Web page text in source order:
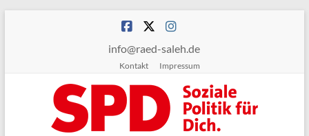
info@raed-saleh.de
Kontakt Impressum